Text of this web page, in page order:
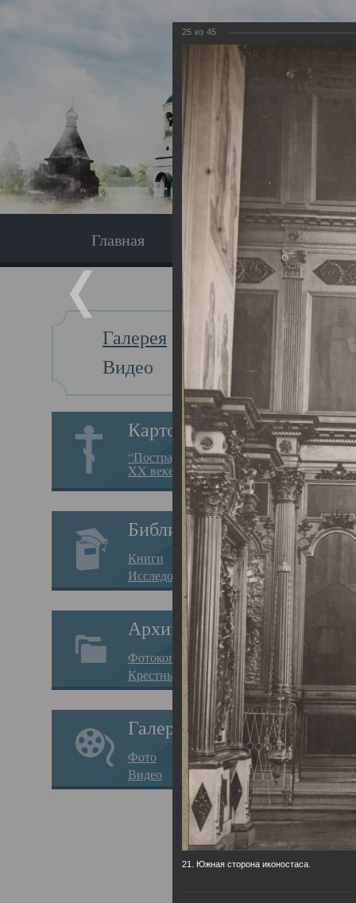
Главная Экскурсия
Галерея
Видео
Картотека
“Пострадавшие за веру в
XX веке на Севере”
Библиотека
Книги
Исследования
Архив
Фотокопии дел
Крестные ходы
Галерея
Фото
Видео
Главная
25 из 45
21. Южная сторона иконостаса.